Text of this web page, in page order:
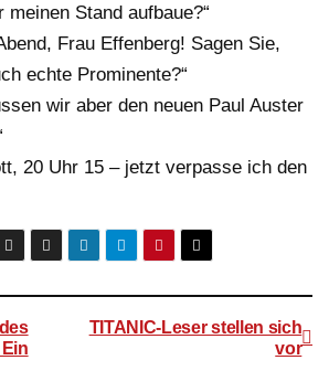
meinen Stand aufbaue?“
Frau Effenberg! Sagen Sie,
echte Prominente?“
wir aber den neuen Paul Auster
20 Uhr 15 – jetzt verpasse ich den
TITANIC-Leser stellen sich
vor